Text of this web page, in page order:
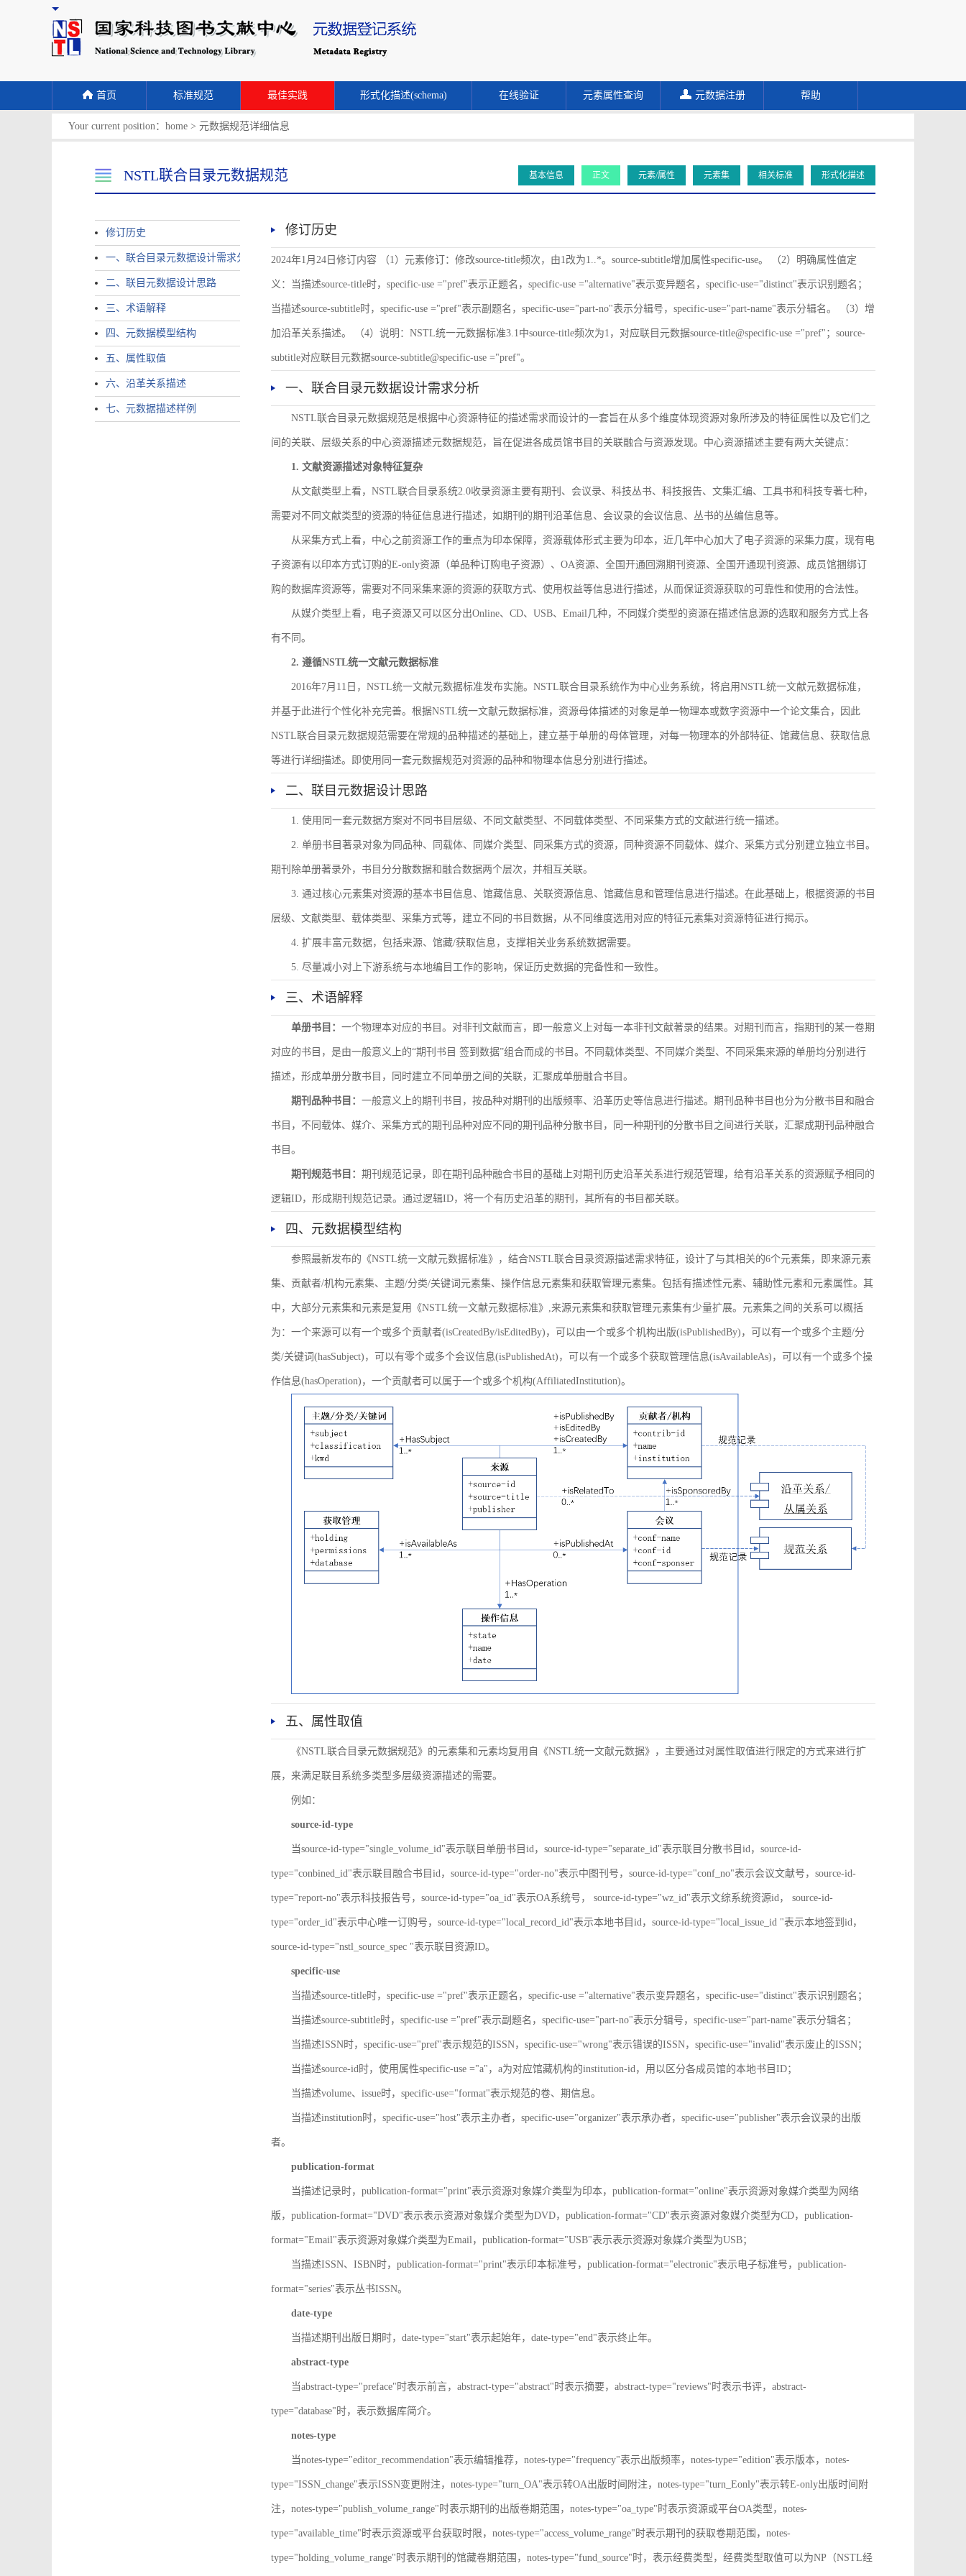
首页 标准规范 最佳实践 形式化描述(schema) 在线验证 元素属性查询 元数据注册 帮助
Your current position： home > 元数据规范详细信息
NSTL联合目录元数据规范 基本信息 正文 元素/属性 元素集 相关标准 形式化描述
修订历史
一、联合目录元数据设计需求分析
二、联目元数据设计思路
三、术语解释
四、元数据模型结构
五、属性取值
六、沿革关系描述
七、元数据描述样例
修订历史
2024年1月24日修订内容 （1）元素修订：修改source-title频次，由1改为1..*。source-subtitle增加属性specific-use。 （2）明确属性值定
义：当描述source-title时，specific-use ="pref"表示正题名，specific-use ="alternative"表示变异题名，specific-use="distinct"表示识别题名；
当描述source-subtitle时，specific-use ="pref"表示副题名，specific-use="part-no"表示分辑号，specific-use="part-name"表示分辑名。 （3）增
加沿革关系描述。 （4）说明：NSTL统一元数据标准3.1中source-title频次为1，对应联目元数据source-title@specific-use ="pref"；source-
subtitle对应联目元数据source-subtitle@specific-use ="pref"。
一、联合目录元数据设计需求分析
NSTL联合目录元数据规范是根据中心资源特征的描述需求而设计的一套旨在从多个维度体现资源对象所涉及的特征属性以及它们之
间的关联、层级关系的中心资源描述元数据规范，旨在促进各成员馆书目的关联融合与资源发现。中心资源描述主要有两大关键点：
1. 文献资源描述对象特征复杂
从文献类型上看，NSTL联合目录系统2.0收录资源主要有期刊、会议录、科技丛书、科技报告、文集汇编、工具书和科技专著七种，
需要对不同文献类型的资源的特征信息进行描述，如期刊的期刊沿革信息、会议录的会议信息、丛书的丛编信息等。
从采集方式上看，中心之前资源工作的重点为印本保障，资源载体形式主要为印本，近几年中心加大了电子资源的采集力度，现有电
子资源有以印本方式订购的E-only资源（单品种订购电子资源）、OA资源、全国开通回溯期刊资源、全国开通现刊资源、成员馆捆绑订
购的数据库资源等，需要对不同采集来源的资源的获取方式、使用权益等信息进行描述，从而保证资源获取的可靠性和使用的合法性。
从媒介类型上看，电子资源又可以区分出Online、CD、USB、Email几种，不同媒介类型的资源在描述信息源的选取和服务方式上各
有不同。
2. 遵循NSTL统一文献元数据标准
2016年7月11日，NSTL统一文献元数据标准发布实施。NSTL联合目录系统作为中心业务系统，将启用NSTL统一文献元数据标准，
并基于此进行个性化补充完善。根据NSTL统一文献元数据标准，资源母体描述的对象是单一物理本或数字资源中一个论文集合，因此
NSTL联合目录元数据规范需要在常规的品种描述的基础上，建立基于单册的母体管理，对每一物理本的外部特征、馆藏信息、获取信息
等进行详细描述。即使用同一套元数据规范对资源的品种和物理本信息分别进行描述。
二、联目元数据设计思路
1. 使用同一套元数据方案对不同书目层级、不同文献类型、不同载体类型、不同采集方式的文献进行统一描述。
2. 单册书目著录对象为同品种、同载体、同媒介类型、同采集方式的资源，同种资源不同载体、媒介、采集方式分别建立独立书目。
期刊除单册著录外，书目分分散数据和融合数据两个层次，并相互关联。
3. 通过核心元素集对资源的基本书目信息、馆藏信息、关联资源信息、馆藏信息和管理信息进行描述。在此基础上，根据资源的书目
层级、文献类型、载体类型、采集方式等，建立不同的书目数据，从不同维度选用对应的特征元素集对资源特征进行揭示。
4. 扩展丰富元数据，包括来源、馆藏/获取信息，支撑相关业务系统数据需要。
5. 尽量减小对上下游系统与本地编目工作的影响，保证历史数据的完备性和一致性。
三、术语解释
单册书目： 一个物理本对应的书目。对非刊文献而言，即一般意义上对每一本非刊文献著录的结果。对期刊而言，指期刊的某一卷期
对应的书目，是由一般意义上的“期刊书目 签到数据”组合而成的书目。不同载体类型、不同媒介类型、不同采集来源的单册均分别进行
描述，形成单册分散书目，同时建立不同单册之间的关联，汇聚成单册融合书目。
期刊品种书目： 一般意义上的期刊书目，按品种对期刊的出版频率、沿革历史等信息进行描述。期刊品种书目也分为分散书目和融合
书目，不同载体、媒介、采集方式的期刊品种对应不同的期刊品种分散书目，同一种期刊的分散书目之间进行关联，汇聚成期刊品种融合
书目。
期刊规范书目： 期刊规范记录，即在期刊品种融合书目的基础上对期刊历史沿革关系进行规范管理，给有沿革关系的资源赋予相同的
逻辑ID，形成期刊规范记录。通过逻辑ID，将一个有历史沿革的期刊，其所有的书目都关联。
四、元数据模型结构
参照最新发布的《NSTL统一文献元数据标准》，结合NSTL联合目录资源描述需求特征，设计了与其相关的6个元素集，即来源元素
集、贡献者/机构元素集、主题/分类/关键词元素集、操作信息元素集和获取管理元素集。包括有描述性元素、辅助性元素和元素属性。其
中，大部分元素集和元素是复用《NSTL统一文献元数据标准》,来源元素集和获取管理元素集有少量扩展。元素集之间的关系可以概括
为：一个来源可以有一个或多个贡献者(isCreatedBy/isEditedBy)，可以由一个或多个机构出版(isPublishedBy)，可以有一个或多个主题/分
类/关键词(hasSubject)，可以有零个或多个会议信息(isPublishedAt)，可以有一个或多个获取管理信息(isAvailableAs)，可以有一个或多个操
作信息(hasOperation)，一个贡献者可以属于一个或多个机构(AffiliatedInstitution)。
五、属性取值
《NSTL联合目录元数据规范》的元素集和元素均复用自《NSTL统一文献元数据》，主要通过对属性取值进行限定的方式来进行扩
展，来满足联目系统多类型多层级资源描述的需要。
例如：
source-id-type
当source-id-type="single_volume_id"表示联目单册书目id，source-id-type="separate_id"表示联目分散书目id，source-id-
type="conbined_id"表示联目融合书目id，source-id-type="order-no"表示中图刊号，source-id-type="conf_no"表示会议文献号，source-id-
type="report-no"表示科技报告号，source-id-type="oa_id"表示OA系统号， source-id-type="wz_id"表示文综系统资源id， source-id-
type="order_id"表示中心唯一订购号，source-id-type="local_record_id"表示本地书目id，source-id-type="local_issue_id "表示本地签到id，
source-id-type="nstl_source_spec "表示联目资源ID。
specific-use
当描述source-title时，specific-use ="pref"表示正题名，specific-use ="alternative"表示变异题名，specific-use="distinct"表示识别题名；
当描述source-subtitle时，specific-use ="pref"表示副题名，specific-use="part-no"表示分辑号，specific-use="part-name"表示分辑名；
当描述ISSN时，specific-use="pref"表示规范的ISSN，specific-use="wrong"表示错误的ISSN，specific-use="invalid"表示废止的ISSN；
当描述source-id时，使用属性specific-use ="a"，a为对应馆藏机构的institution-id，用以区分各成员馆的本地书目ID；
当描述volume、issue时，specific-use="format"表示规范的卷、期信息。
当描述institution时，specific-use="host"表示主办者，specific-use="organizer"表示承办者，specific-use="publisher"表示会议录的出版
者。
publication-format
当描述记录时，publication-format="print"表示资源对象媒介类型为印本，publication-format="online"表示资源对象媒介类型为网络
版，publication-format="DVD"表示表示资源对象媒介类型为DVD，publication-format="CD"表示资源对象媒介类型为CD，publication-
format="Email"表示资源对象媒介类型为Email，publication-format="USB"表示表示资源对象媒介类型为USB；
当描述ISSN、ISBN时，publication-format="print"表示印本标准号，publication-format="electronic"表示电子标准号，publication-
format="series"表示丛书ISSN。
date-type
当描述期刊出版日期时，date-type="start"表示起始年，date-type="end"表示终止年。
abstract-type
当abstract-type="preface"时表示前言，abstract-type="abstract"时表示摘要，abstract-type="reviews"时表示书评，abstract-
type="database"时，表示数据库简介。
notes-type
当notes-type="editor_recommendation"表示编辑推荐，notes-type="frequency"表示出版频率，notes-type="edition"表示版本，notes-
type="ISSN_change"表示ISSN变更附注，notes-type="turn_OA"表示转OA出版时间附注，notes-type="turn_Eonly"表示转E-only出版时间附
注，notes-type="publish_volume_range"时表示期刊的出版卷期范围，notes-type="oa_type"时表示资源或平台OA类型，notes-
type="available_time"时表示资源或平台获取时限，notes-type="access_volume_range"时表示期刊的获取卷期范围，notes-
type="holding_volume_range"时表示期刊的馆藏卷期范围，notes-type="fund_source"时，表示经费类型，经费类型取值可以为NP（NSTL经